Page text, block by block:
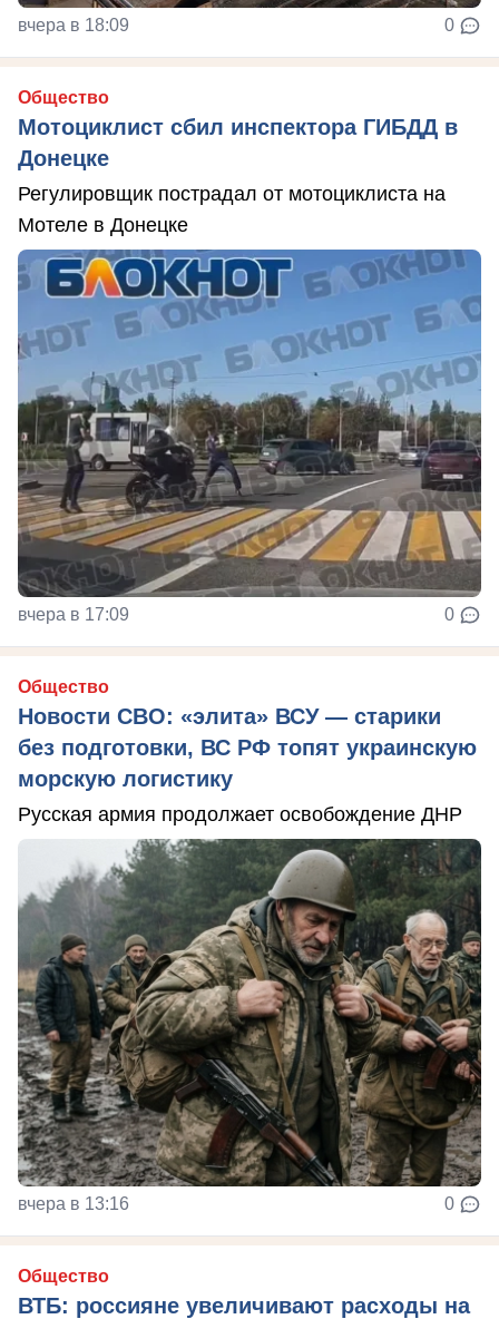
вчера в 18:09 0
Общество
Мотоциклист сбил инспектора ГИБДД в
Донецке
Регулировщик пострадал от мотоциклиста на
Мотеле в Донецке
вчера в 17:09 0
Общество
Новости СВО: «элита» ВСУ — старики
без подготовки, ВС РФ топят украинскую
морскую логистику
Русская армия продолжает освобождение ДНР
вчера в 13:16 0
Общество
ВТБ: россияне увеличивают расходы на